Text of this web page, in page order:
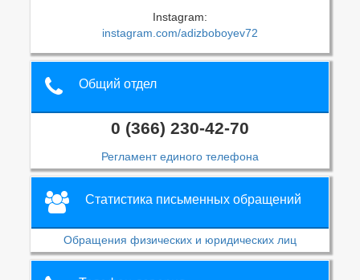
Instagram:
instagram.com/adizboboyev72
Общий отдел
0 (366) 230-42-70
Регламент единого телефона
Статистика письменных обращений
Обращения физических и юридических лиц